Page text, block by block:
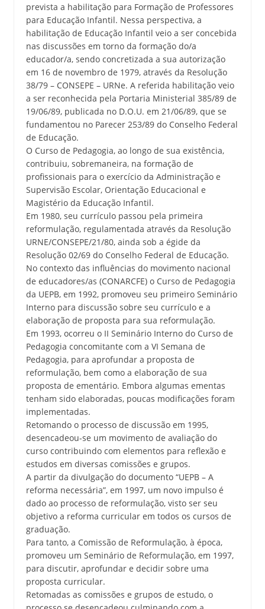
prevista a habilitação para Formação de Professores
para Educação Infantil. Nessa perspectiva, a
habilitação de Educação Infantil veio a ser concebida
nas discussões em torno da formação do/a
educador/a, sendo concretizada a sua autorização
em 16 de novembro de 1979, através da Resolução
38/79 – CONSEPE – URNe. A referida habilitação veio
a ser reconhecida pela Portaria Ministerial 385/89 de
19/06/89, publicada no D.O.U. em 21/06/89, que se
fundamentou no Parecer 253/89 do Conselho Federal
de Educação.
O Curso de Pedagogia, ao longo de sua existência,
contribuiu, sobremaneira, na formação de
profissionais para o exercício da Administração e
Supervisão Escolar, Orientação Educacional e
Magistério da Educação Infantil.
Em 1980, seu currículo passou pela primeira
reformulação, regulamentada através da Resolução
URNE/CONSEPE/21/80, ainda sob a égide da
Resolução 02/69 do Conselho Federal de Educação.
No contexto das influências do movimento nacional
de educadores/as (CONARCFE) o Curso de Pedagogia
da UEPB, em 1992, promoveu seu primeiro Seminário
Interno para discussão sobre seu currículo e a
elaboração de proposta para sua reformulação.
Em 1993, ocorreu o II Seminário Interno do Curso de
Pedagogia concomitante com a VI Semana de
Pedagogia, para aprofundar a proposta de
reformulação, bem como a elaboração de sua
proposta de ementário. Embora algumas ementas
tenham sido elaboradas, poucas modificações foram
implementadas.
Retomando o processo de discussão em 1995,
desencadeou-se um movimento de avaliação do
curso contribuindo com elementos para reflexão e
estudos em diversas comissões e grupos.
A partir da divulgação do documento “UEPB – A
reforma necessária”, em 1997, um novo impulso é
dado ao processo de reformulação, visto ser seu
objetivo a reforma curricular em todos os cursos de
graduação.
Para tanto, a Comissão de Reformulação, à época,
promoveu um Seminário de Reformulação, em 1997,
para discutir, aprofundar e decidir sobre uma
proposta curricular.
Retomadas as comissões e grupos de estudo, o